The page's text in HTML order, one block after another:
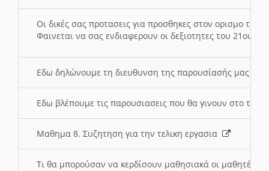
Οι δικές σας προτασεις για προσθηκες στον ορισμο
Φαινεται να σας ενδιαφερουν οι δεξιοτητες του 21ου
Εδω δηλώνουμε τη διευθυνση της παρουσίασής μας
Εδω βλέπουμε τις παρουσιασεις που θα γινουν στο
Μαθημα 8. Συζητηση για την τελικη εργασια
Τι θα μπορούσαν να κερδίσουν μαθησιακά οι μαθητές/